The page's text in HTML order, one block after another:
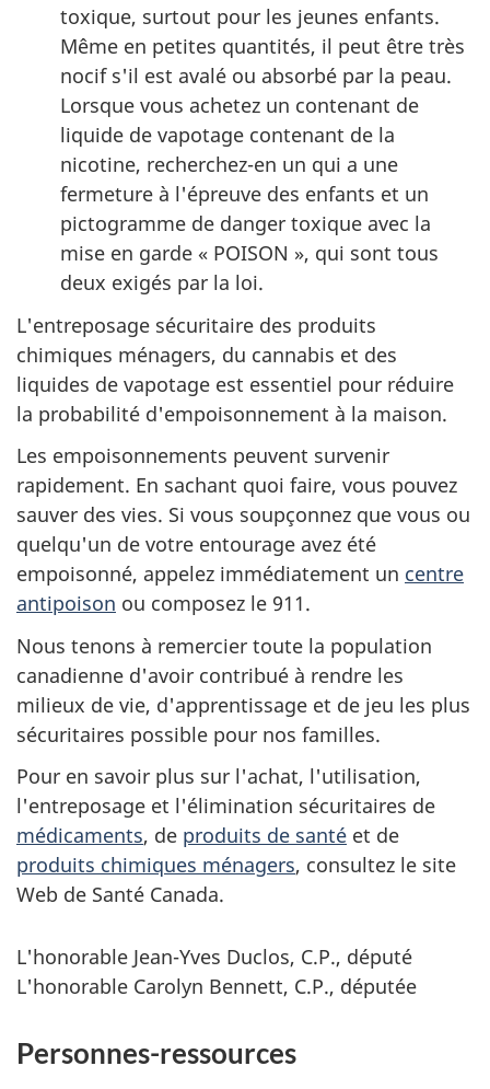
toxique, surtout pour les jeunes enfants.
Même en petites quantités, il peut être très
nocif s'il est avalé ou absorbé par la peau.
Lorsque vous achetez un contenant de
liquide de vapotage contenant de la
nicotine, recherchez-en un qui a une
fermeture à l'épreuve des enfants et un
pictogramme de danger toxique avec la
mise en garde « POISON », qui sont tous
deux exigés par la loi.
L'entreposage sécuritaire des produits
chimiques ménagers, du cannabis et des
liquides de vapotage est essentiel pour réduire
la probabilité d'empoisonnement à la maison.
Les empoisonnements peuvent survenir
rapidement. En sachant quoi faire, vous pouvez
sauver des vies. Si vous soupçonnez que vous ou
quelqu'un de votre entourage avez été
empoisonné, appelez immédiatement un centre
antipoison ou composez le 911.
Nous tenons à remercier toute la population
canadienne d'avoir contribué à rendre les
milieux de vie, d'apprentissage et de jeu les plus
sécuritaires possible pour nos familles.
Pour en savoir plus sur l'achat, l'utilisation,
l'entreposage et l'élimination sécuritaires de
médicaments, de produits de santé et de
produits chimiques ménagers, consultez le site
Web de Santé Canada.
L'honorable Jean-Yves Duclos, C.P., député
L'honorable Carolyn Bennett, C.P., députée
Personnes-ressources